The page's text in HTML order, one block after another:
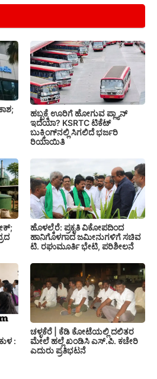
ಹಬ್ಬಕ್ಕೆ ಊರಿಗೆ ಹೋಗುವ ಪ್ಲ್ಯಾನ್
ಇದೆಯಾ? KSRTC ಟಿಕೆಟ್
ಬುಕ್ಕಿಂಗ್‌ನಲ್ಲಿ ಸಿಗಲಿದೆ ಭರ್ಜರಿ
ರಿಯಾಯಿತಿ
ಹೊಳಲ್ಕೆರೆ: ಪ್ರಕೃತಿ ವಿಕೋಪದಿಂದ
ಹಾನಿಗೊಳಗಾದ ಜಮೀನುಗಳಿಗೆ ಸಚಿವ
ಟಿ. ರಘುಮೂರ್ತಿ ಭೇಟಿ, ಪರಿಶೀಲನೆ
:
ಚಳ್ಳಕೆರೆ | ಕೆಡಿ ಕೋಟೆಯಲ್ಲಿ ದಲಿತರ
ಮೇಲೆ ಹಲ್ಲೆ ಖಂಡಿಸಿ ಎಸ್.ಪಿ. ಕಚೇರಿ
ಎದುರು ಪ್ರತಿಭಟನೆ